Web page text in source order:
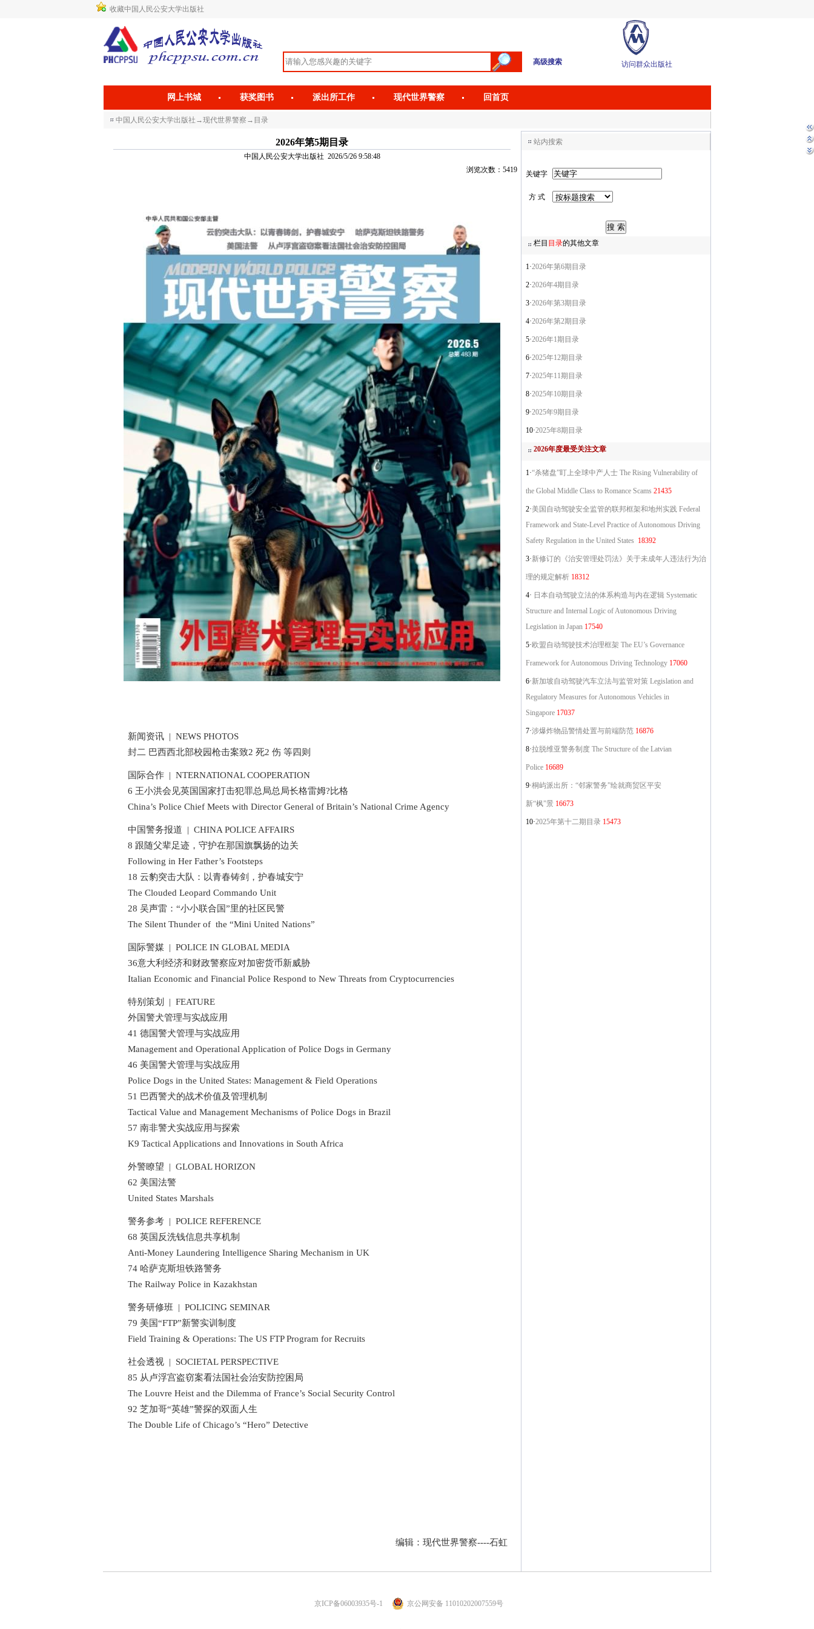
收藏中国人民公安大学出版社
高级搜索 访问群众出版社
网上书城 获奖图书 派出所工作 现代世界警察 回首页
中国人民公安大学出版社 →现代世界警察 → 目录
2026年第5期目录
中国人民公安大学出版社 2026/5/26 9:58:48
浏览次数：5419
新闻资讯 | NEWS PHOTOS
封二 巴西西北部校园枪击案致2 死2 伤 等四则
国际合作 | NTERNATIONAL COOPERATION
6 王小洪会见英国国家打击犯罪总局总局长格雷姆?比格
China’s Police Chief Meets with Director General of Britain’s National Crime Agency
中国警务报道 | CHINA POLICE AFFAIRS
8 跟随父辈足迹，守护在那国旗飘扬的边关
Following in Her Father’s Footsteps
18 云豹突击大队：以青春铸剑，护春城安宁
The Clouded Leopard Commando Unit
28 吴声雷：“小小联合国”里的社区民警
The Silent Thunder of the “Mini United Nations”
国际警媒 | POLICE IN GLOBAL MEDIA
36意大利经济和财政警察应对加密货币新威胁
Italian Economic and Financial Police Respond to New Threats from Cryptocurrencies
特别策划 | FEATURE
外国警犬管理与实战应用
41 德国警犬管理与实战应用
Management and Operational Application of Police Dogs in Germany
46 美国警犬管理与实战应用
Police Dogs in the United States: Management & Field Operations
51 巴西警犬的战术价值及管理机制
Tactical Value and Management Mechanisms of Police Dogs in Brazil
57 南非警犬实战应用与探索
K9 Tactical Applications and Innovations in South Africa
外警瞭望 | GLOBAL HORIZON
62 美国法警
United States Marshals
警务参考 | POLICE REFERENCE
68 英国反洗钱信息共享机制
Anti-Money Laundering Intelligence Sharing Mechanism in UK
74 哈萨克斯坦铁路警务
The Railway Police in Kazakhstan
警务研修班 | POLICING SEMINAR
79 美国“FTP”新警实训制度
Field Training & Operations: The US FTP Program for Recruits
社会透视 | SOCIETAL PERSPECTIVE
85 从卢浮宫盗窃案看法国社会治安防控困局
The Louvre Heist and the Dilemma of France’s Social Security Control
92 芝加哥“英雄”警探的双面人生
The Double Life of Chicago’s “Hero” Detective
编辑：现代世界警察----石虹
站内搜索
关键字
方 式
栏目 目录的其他文章
1·2026年第6期目录
2·2026年4期目录
3·2026年第3期目录
4·2026年第2期目录
5·2026年1期目录
6·2025年12期目录
7·2025年11期目录
8·2025年10期目录
9·2025年9期目录
10·2025年8期目录
2026年度最受关注文章
1·“杀猪盘”盯上全球中产人士 The Rising Vulnerability of
the Global Middle Class to Romance Scams 21435
2·美国自动驾驶安全监管的联邦框架和地州实践 Federal
Framework and State-Level Practice of Autonomous Driving
Safety Regulation in the United States 18392
3·新修订的《治安管理处罚法》关于未成年人违法行为治
理的规定解析 18312
4· 日本自动驾驶立法的体系构造与内在逻辑 Systematic
Structure and Internal Logic of Autonomous Driving
Legislation in Japan 17540
5·欧盟自动驾驶技术治理框架 The EU’s Governance
Framework for Autonomous Driving Technology 17060
6·新加坡自动驾驶汽车立法与监管对策 Legislation and
Regulatory Measures for Autonomous Vehicles in
Singapore 17037
7·涉爆炸物品警情处置与前端防范 16876
8·拉脱维亚警务制度 The Structure of the Latvian
Police 16689
9·桐屿派出所：“邻家警务”绘就商贸区平安
新“枫”景 16673
10·2025年第十二期目录 15473
京ICP备06003935号-1 京公网安备 11010202007559号